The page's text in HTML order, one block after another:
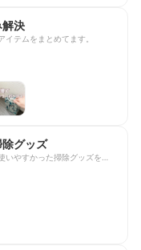
解決
イテムをまとめてます。
グッズ
いやすかった掃除グッズをまと